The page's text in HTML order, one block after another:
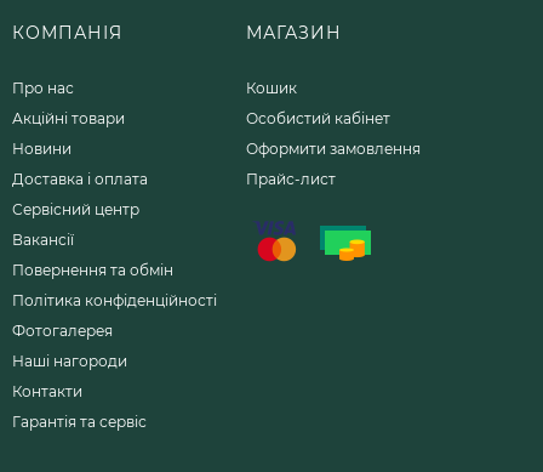
КОМПАНІЯ
Про нас
Акційні товари
Новини
Доставка і оплата
Сервісний центр
Вакансії
Повернення та обмін
Політика конфіденційності
Фотогалерея
Наші нагороди
Контакти
Гарантія та сервіс
МАГАЗИН
Кошик
Особистий кабінет
Оформити замовлення
Прайс-лист